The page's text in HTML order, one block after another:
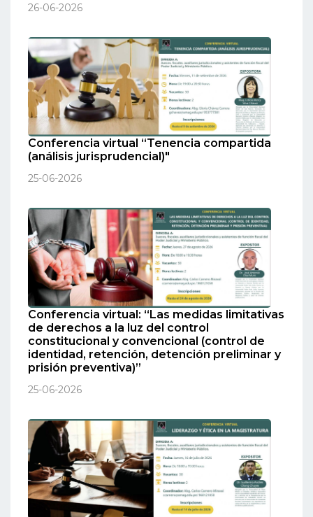
26-06-2026
Conferencia virtual “Tenencia compartida
(análisis jurisprudencial)"
25-06-2026
Conferencia virtual: “Las medidas limitativas
de derechos a la luz del control
constitucional y convencional (control de
identidad, retención, detención preliminar y
prisión preventiva)”
25-06-2026